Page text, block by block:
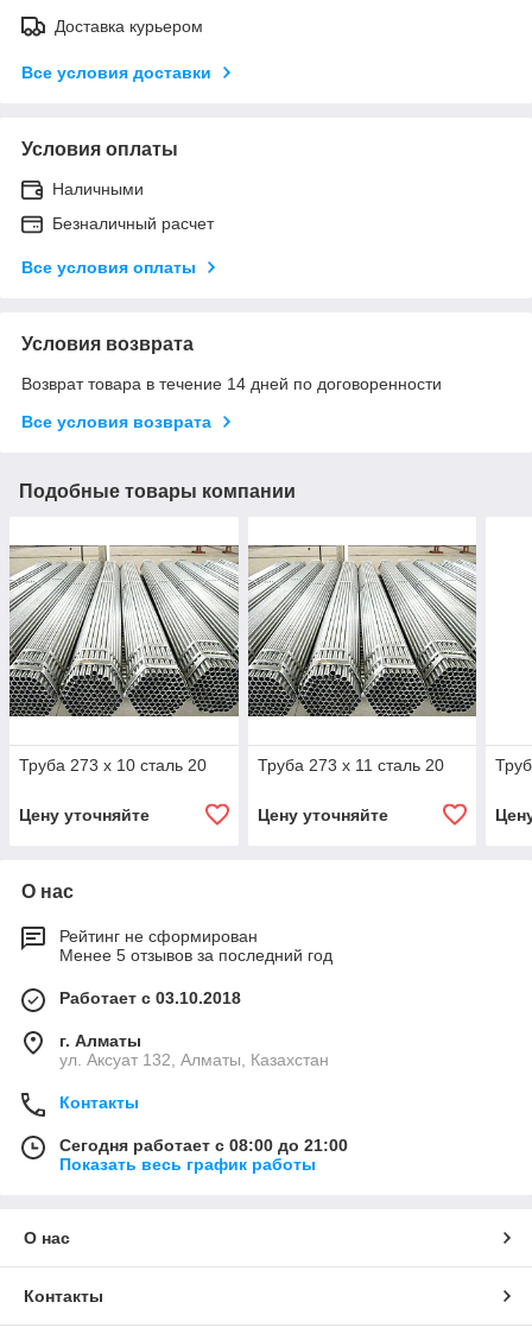
Доставка курьером
Все условия доставки
Условия оплаты
Наличными
Безналичный расчет
Все условия оплаты
Условия возврата
Возврат товара в течение 14 дней по договоренности
Все условия возврата
Подобные товары компании
Труба 273 х 10 сталь 20
Цену уточняйте
Труба 273 х 11 сталь 20
Цену уточняйте
О нас
Рейтинг не сформирован
Менее 5 отзывов за последний год
Работает с 03.10.2018
г. Алматы
ул. Аксуат 132, Алматы, Казахстан
Контакты
Сегодня работает с 08:00 до 21:00
Показать весь график работы
О нас
Контакты